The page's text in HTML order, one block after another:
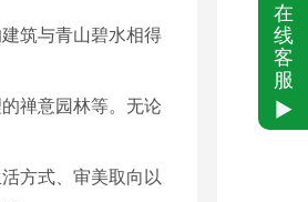
筑与青山碧水相得
禅意园林等。无论
方式、审美取向以
在
线
客
服